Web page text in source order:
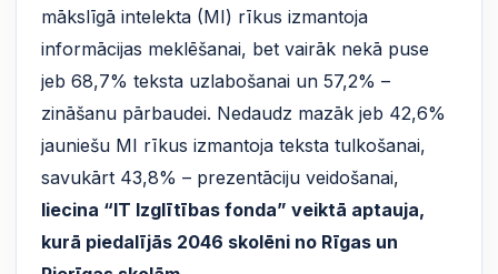
mākslīgā intelekta (MI) rīkus izmantoja
informācijas meklēšanai, bet vairāk nekā puse
jeb 68,7% teksta uzlabošanai un 57,2% –
zināšanu pārbaudei. Nedaudz mazāk jeb 42,6%
jauniešu MI rīkus izmantoja teksta tulkošanai,
savukārt 43,8% – prezentāciju veidošanai,
liecina “IT Izglītības fonda” veiktā aptauja,
kurā piedalījās 2046 skolēni no Rīgas un